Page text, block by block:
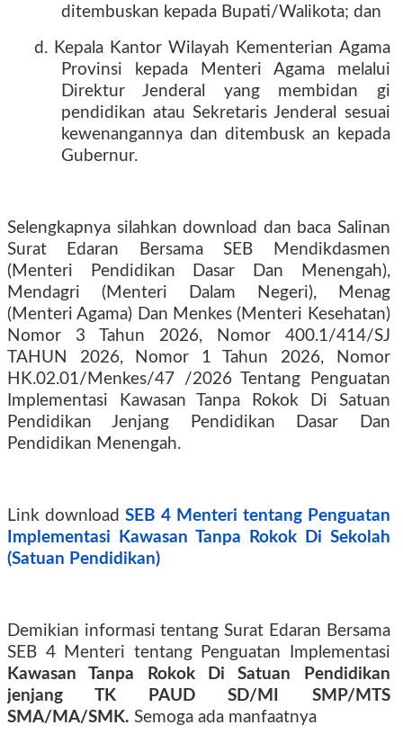
ditembuskan kepada Bupati/Walikota; dan
d. Kepala Kantor Wilayah Kementerian Agama
Provinsi kepada Menteri Agama melalui
Direktur Jenderal yang membidan gi
pendidikan atau Sekretaris Jenderal sesuai
kewenangannya dan ditembusk an kepada
Gubernur.
Selengkapnya silahkan download dan baca Salinan
Surat Edaran Bersama SEB Mendikdasmen
(Menteri Pendidikan Dasar Dan Menengah),
Mendagri (Menteri Dalam Negeri), Menag
(Menteri Agama) Dan Menkes (Menteri Kesehatan)
Nomor 3 Tahun 2026, Nomor 400.1/414/SJ
TAHUN 2026, Nomor 1 Tahun 2026, Nomor
HK.02.01/Menkes/47 /2026 Tentang Penguatan
Implementasi Kawasan Tanpa Rokok Di Satuan
Pendidikan Jenjang Pendidikan Dasar Dan
Pendidikan Menengah.
Link download SEB 4 Menteri tentang Penguatan
Implementasi
Kawasan Tanpa Rokok Di Sekolah
(Satuan Pendidikan)
Demikian informasi tentang Surat Edaran Bersama
SEB 4 Menteri tentang Penguatan Implementasi
Kawasan Tanpa Rokok Di Satuan Pendidikan
jenjang TK PAUD SD/MI SMP/MTS
SMA/MA/SMK. Semoga ada manfaatnya